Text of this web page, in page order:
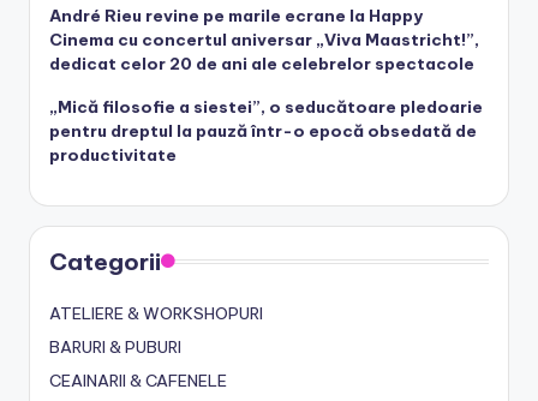
André Rieu revine pe marile ecrane la Happy
Cinema cu concertul aniversar „Viva Maastricht!”,
dedicat celor 20 de ani ale celebrelor spectacole
„Mică filosofie a siestei”, o seducătoare pledoarie
pentru dreptul la pauză într-o epocă obsedată de
productivitate
Categorii
ATELIERE & WORKSHOPURI
BARURI & PUBURI
CEAINARII & CAFENELE